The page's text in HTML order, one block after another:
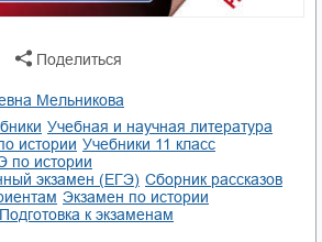
Поделиться
Мельникова
учебная и научная литература
истории
учебники 11 класс
по истории
экзамен (ЕГЭ)
сборник рассказов
экзамен по истории
подготовка к экзаменам